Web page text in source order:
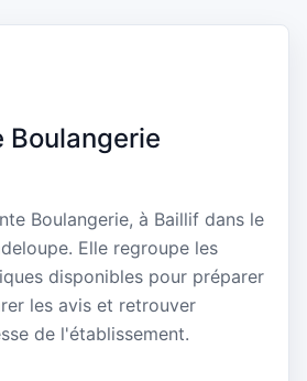
Boulangerie
Boulangerie, à Baillif dans le
Elle regroupe les
disponibles pour préparer
les avis et retrouver
de l'établissement.